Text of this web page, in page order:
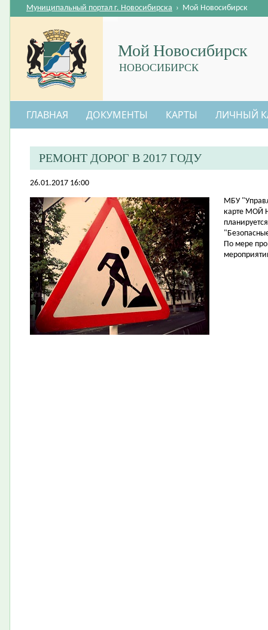
Мой Новосибирск
НОВОСИБИРСК
Муниципальный портал г. Новосибирска › Мой Новосибирск
ГЛАВНАЯ ДОКУМЕНТЫ КАРТЫ ЛИЧНЫЙ
РЕМОНТ ДОРОГ В 2017 ГОДУ
26.01.2017 16:00
​МБУ
карте МОЙ
По мере